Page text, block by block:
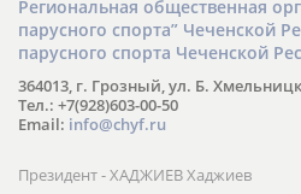
российских и международных
онлайн трансляция мероприятий и
Региональная общественная
парусного спорта” Чеченской
парусного спорта Чеченской
364013, г. Грозный, ул. Б.
Тел.: +7(928)603-00-50
Email: info@chyf.ru
Президент - ХАДЖИЕВ Хаджиев